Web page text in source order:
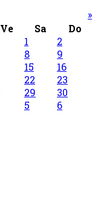
»
Ve Sa
Do
1
2
8
9
15
16
22
23
29
30
5 6